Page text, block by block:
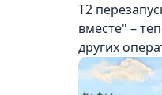
Т2
вместе" –
других